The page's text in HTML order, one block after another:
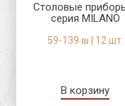
Столовые
серия MILANO
59-139 ₪ | 12 шт.
В корзину